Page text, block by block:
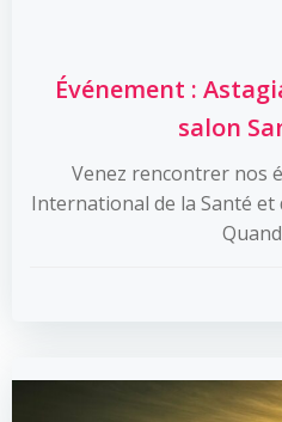
Événement :
salon
Venez rencontrer nos
International de la Santé et